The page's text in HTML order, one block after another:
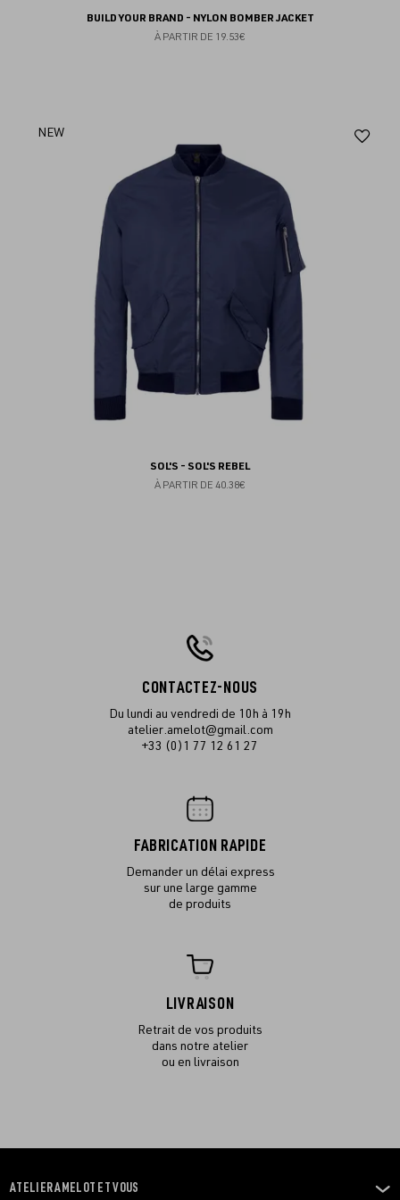
BUILD YOUR BRAND - NYLON BOMBER JACKET
À PARTIR DE 19.53€
NEW
SOL'S - SOL'S REBEL
À PARTIR DE 40.38€
CONTACTEZ-NOUS
Du lundi au vendredi de 10h à 19h
atelier.amelot@gmail.com
+33 (0)1 77 12 61 27
FABRICATION RAPIDE
Demander un délai express
sur une large gamme
de produits
LIVRAISON
Retrait de vos produits
dans notre atelier
ou en livraison
OUVRIR
ATELIER AMELOT ET VOUS